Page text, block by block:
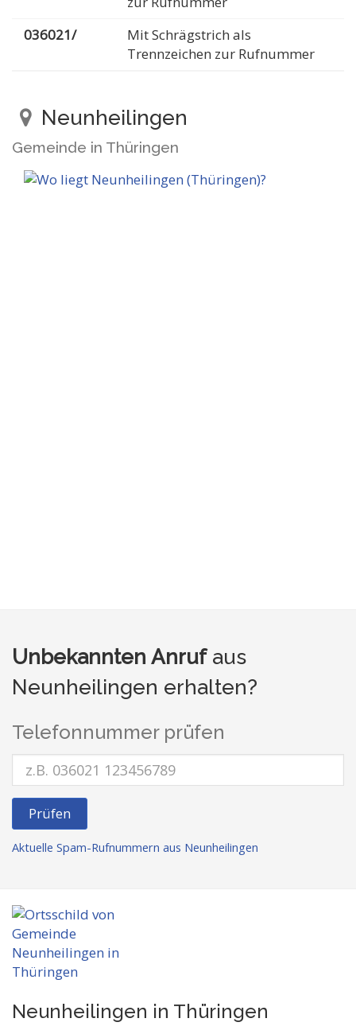
036021/
Mit Schrägstrich als
Trennzeichen zur Rufnummer
Neunheilingen
Gemeinde in Thüringen
Unbekannten Anrufaus
Neunheilingen erhalten?
Telefonnummer prüfen
Prüfen
Aktuelle Spam-Rufnummern aus Neunheilingen
Neunheilingen in Thüringen